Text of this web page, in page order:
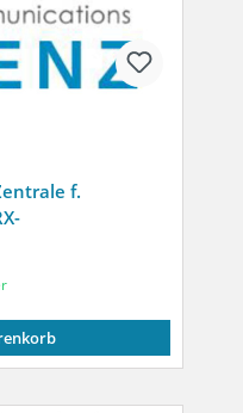
f.